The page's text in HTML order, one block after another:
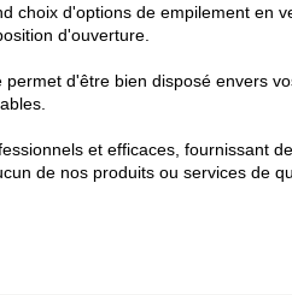
choix d'options de empilement en
d'ouverture.
d'être bien disposé envers
et efficaces, fournissant
de nos produits ou services de